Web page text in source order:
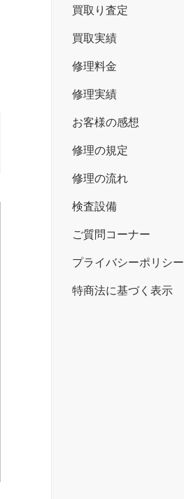
買取り査定
買取実績
修理料金
修理実績
お客様の感想
修理の規定
修理の流れ
検査設備
ご質問コーナー
プライバシーポリシー
特商法に基づく表示